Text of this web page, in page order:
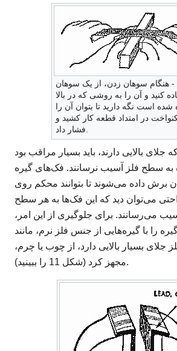
شکل ۱۰ - هنگام سوهان زدن، از یک سوهان
کنید و آن را به روشی که در بالا
شده است نگه دارید تا بتوان آن را
در امتداد قطعه کار کشید و
جلای بالایی دارند، باید بسیار مراقب بود
سطح فلز آسیب نرسانند. فک‌های گیره
برش داده می‌شوند تا بتوانند محکم روی
می‌توان دید که این فک‌ها به هر سطح
می‌رسانند. برای جلوگیری از این امر،
را با گیره‌هایی از جنس فلز نرم، مانند
جلای بسیار بالایی دارد، از چوب یا چرم،
مجهز کرد (شکل 11 را ببینید).